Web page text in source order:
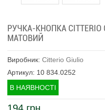
РУЧКА-КНОПКА CITTERIO
МАТОВИЙ
Виробник: Citterio Giulio
Артикул: 10 834.0252
В НАЯВНОСТІ